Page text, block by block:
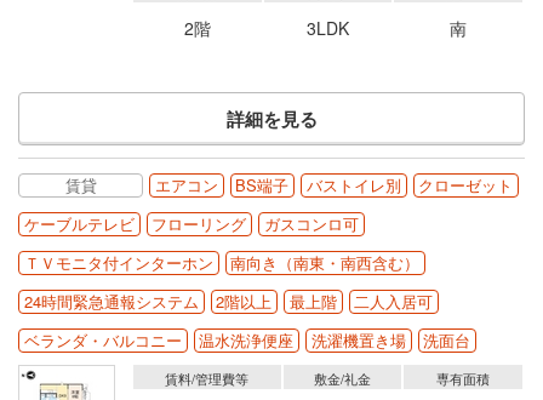
2階 3LDK 南
詳細を見る
賃貸 エアコン BS端子 バストイレ別
クローゼット
ケーブルテレビ
フローリング
ガスコンロ可
ＴＶモニタ付インターホン
南向き（南東・南西含む）
24時間緊急通報システム
2階以上 最上階
二人入居可
ベランダ・バルコニー
温水洗浄便座 洗濯機置き場 洗面台
賃料/管理費等 敷金/礼金 専有面積